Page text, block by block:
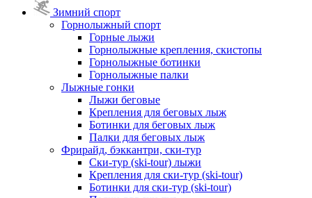
Зимний спорт
Горнолыжный спорт
Горные лыжи
Горнолыжные крепления, скистопы
Горнолыжные ботинки
Горнолыжные палки
Лыжные гонки
Лыжи беговые
Крепления для беговых лыж
Ботинки для беговых лыж
Палки для беговых лыж
Фрирайд, бэккантри, ски-тур
Ски-тур (ski-tour) лыжи
Крепления для ски-тур (ski-tour)
Ботинки для ски-тур (ski-tour)